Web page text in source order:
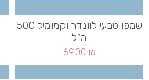
שמפו טבעי לוונדר וקמומיל 500
מ"ל
69.00 ₪